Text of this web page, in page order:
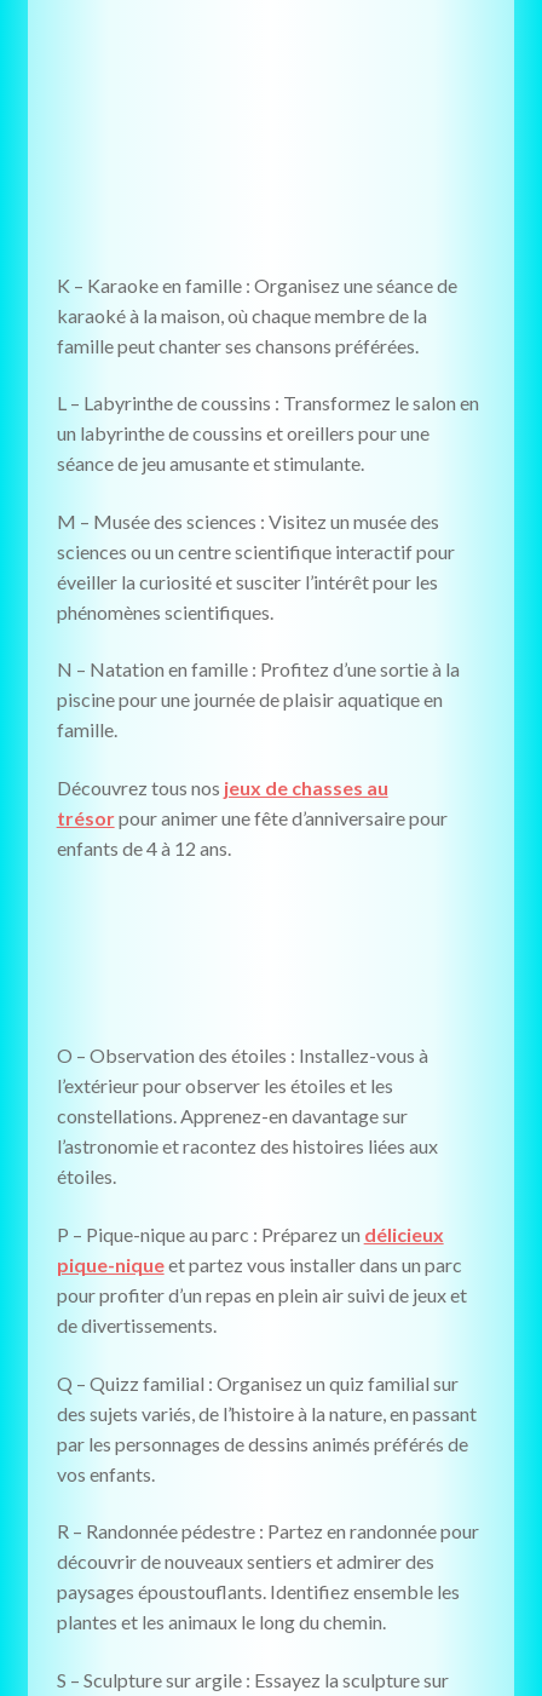
K – Karaoke en famille : Organisez une séance de
karaoké à la maison, où chaque membre de la
famille peut chanter ses chansons préférées.
L – Labyrinthe de coussins : Transformez le salon en
un labyrinthe de coussins et oreillers pour une
séance de jeu amusante et stimulante.
M – Musée des sciences : Visitez un musée des
sciences ou un centre scientifique interactif pour
éveiller la curiosité et susciter l’intérêt pour les
phénomènes scientifiques.
N – Natation en famille : Profitez d’une sortie à la
piscine pour une journée de plaisir aquatique en
famille.
Découvrez tous nos jeux de chasses au
trésorpour animer une fête d’anniversaire pour
enfants de 4 à 12 ans.
O – Observation des étoiles : Installez-vous à
l’extérieur pour observer les étoiles et les
constellations. Apprenez-en davantage sur
l’astronomie et racontez des histoires liées aux
étoiles.
P – Pique-nique au parc : Préparez un délicieux
pique-niqueet partez vous installer dans un parc
pour profiter d’un repas en plein air suivi de jeux et
de divertissements.
Q – Quizz familial : Organisez un quiz familial sur
des sujets variés, de l’histoire à la nature, en passant
par les personnages de dessins animés préférés de
vos enfants.
R – Randonnée pédestre : Partez en randonnée pour
découvrir de nouveaux sentiers et admirer des
paysages époustouflants. Identifiez ensemble les
plantes et les animaux le long du chemin.
S – Sculpture sur argile : Essayez la sculpture sur